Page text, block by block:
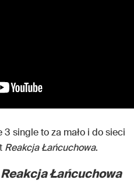
3 single to za mało i do sieci
Reakcja Łańcuchowa.
Reakcja Łańcuchowa